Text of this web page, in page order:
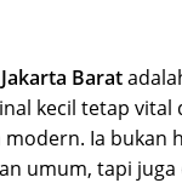
Barat
kecil tetap vital
Ia bukan
umum, tapi